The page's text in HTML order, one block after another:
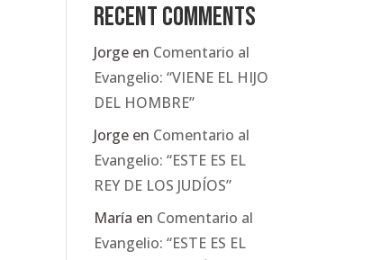
Recent Comments
Jorge en Comentario al
Evangelio: “VIENE EL HIJO
DEL HOMBRE”
Jorge en Comentario al
Evangelio: “ESTE ES EL
REY DE LOS JUDÍOS”
María en Comentario al
Evangelio: “ESTE ES EL